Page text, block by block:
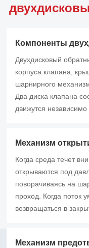
Компоненты
Двухдисковый
корпуса клапана,
шарнирного
Два диска клапана
движутся
Механизм
Когда среда течет
открываются под
поворачиваясь на
проход. Когда поток
возвращаться в
Механизм